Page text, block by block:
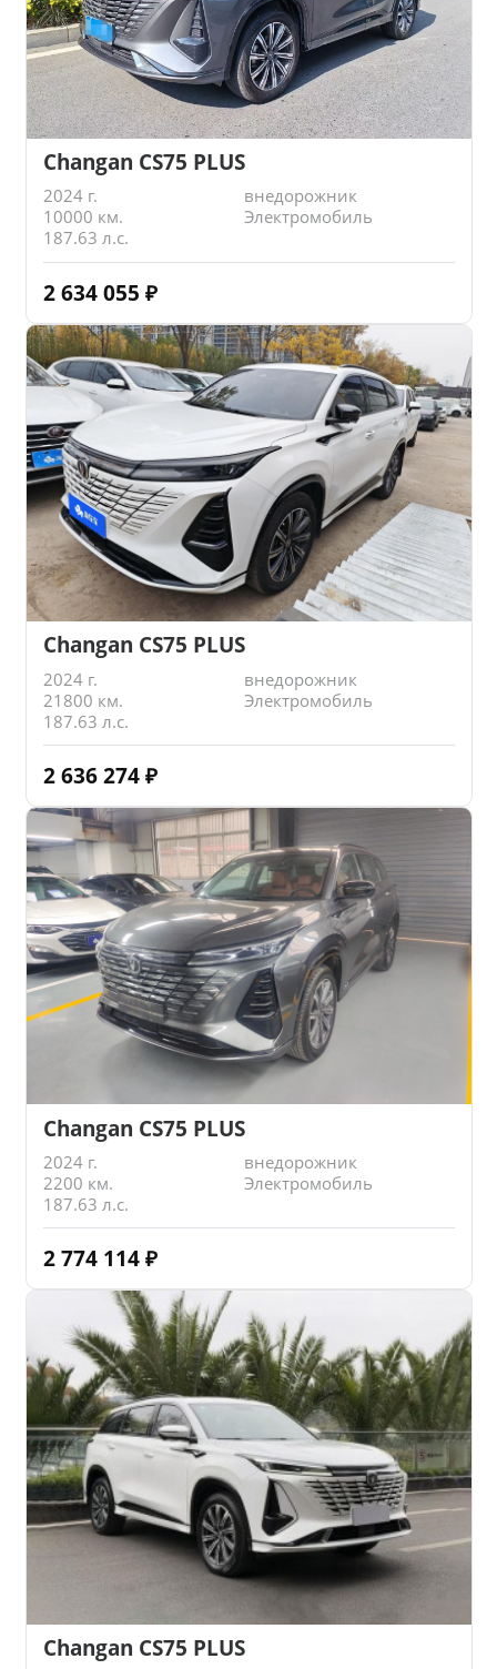
Changan CS75 PLUS
2024 г.
внедорожник
10000 км.
Электромобиль
187.63 л.с.
2 634 055 ₽
Changan CS75 PLUS
2024 г.
внедорожник
21800 км.
Электромобиль
187.63 л.с.
2 636 274 ₽
Changan CS75 PLUS
2024 г.
внедорожник
2200 км.
Электромобиль
187.63 л.с.
2 774 114 ₽
Changan CS75 PLUS